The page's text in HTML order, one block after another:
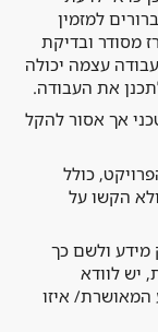
למזמין
מסודר ובדיקת
עצמה יכולה
את העבודה.
אך אסור להקל
כולל
הקשו על
מידע ולשם כך
יש לוודא
איזו